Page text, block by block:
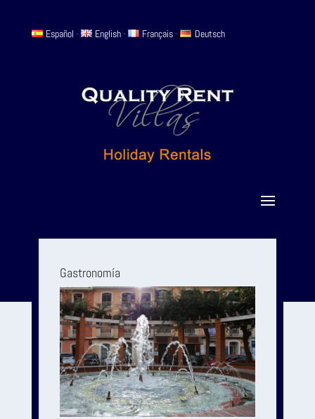
Español - English - Français - Deutsch
Gastronomía